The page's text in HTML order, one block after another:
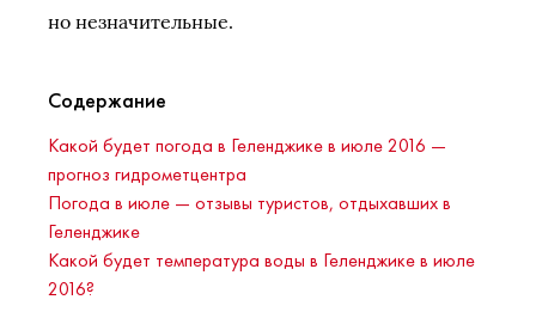
но незначительные.
Содержание
Какой будет погода в Геленджике в июле 2016 —
прогноз гидрометцентра
Погода в июле — отзывы туристов, отдыхавших в
Геленджике
Какой будет температура воды в Геленджике в июле
2016?